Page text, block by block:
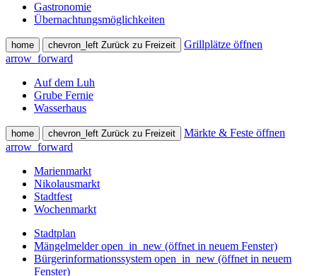
Gastronomie
Übernachtungsmöglichkeiten
home chevron_left Zurück zu Freizeit
Grillplätze öffnen
arrow_forward
Auf dem Luh
Grube Fernie
Wasserhaus
home chevron_left Zurück zu Freizeit
Märkte & Feste öffnen
arrow_forward
Marienmarkt
Nikolausmarkt
Stadtfest
Wochenmarkt
Stadtplan
Mängelmelder open_in_new (öffnet in neuem Fenster)
Bürgerinformationssystem open_in_new (öffnet in neuem
Fenster)